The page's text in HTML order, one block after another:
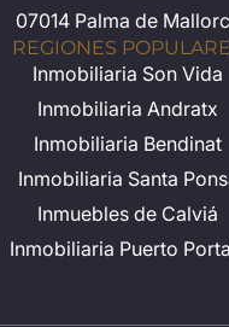
07014 Palma de
REGIONES
Inmobiliaria Son Vida
Inmobiliaria Andratx
Inmobiliaria Bendinat
Inmobiliaria Santa
Inmuebles de Calviá
Inmobiliaria Puerto